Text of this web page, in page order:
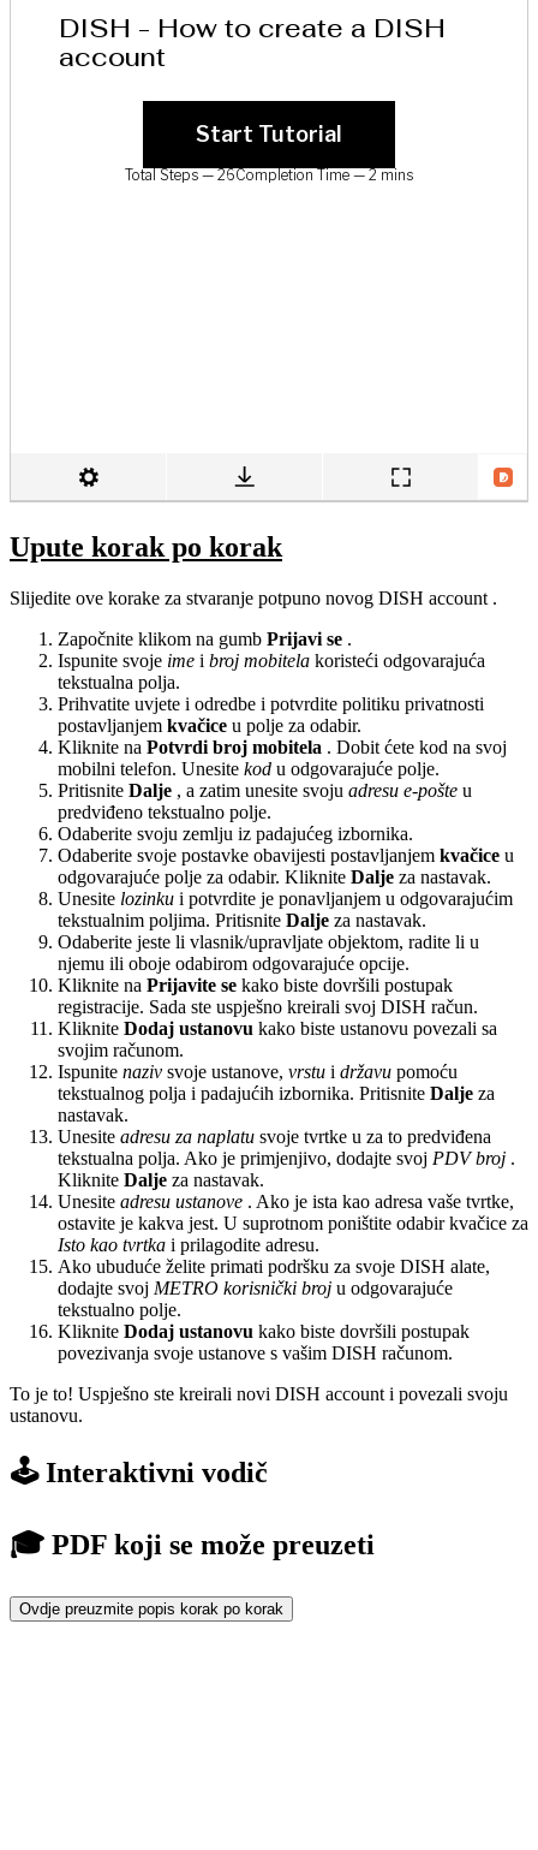
Upute korak po korak
Slijedite ove korake za stvaranje potpuno novog DISH account .
Započnite klikom na gumb Prijavi se .
Ispunite svoje ime i broj mobitela koristeći odgovarajuća
tekstualna polja.
Prihvatite uvjete i odredbe i potvrdite politiku privatnosti
postavljanjem kvačice u polje za odabir.
Kliknite na Potvrdi broj mobitela . Dobit ćete kod na svoj
mobilni telefon. Unesite kod u odgovarajuće polje.
Pritisnite Dalje , a zatim unesite svoju adresu e-pošte u
predviđeno tekstualno polje.
Odaberite svoju zemlju iz padajućeg izbornika.
Odaberite svoje postavke obavijesti postavljanjem kvačice u
odgovarajuće polje za odabir. Kliknite Dalje za nastavak.
Unesite lozinku i potvrdite je ponavljanjem u odgovarajućim
tekstualnim poljima. Pritisnite Dalje za nastavak.
Odaberite jeste li vlasnik/upravljate objektom, radite li u
njemu ili oboje odabirom odgovarajuće opcije.
Kliknite na Prijavite se kako biste dovršili postupak
registracije. Sada ste uspješno kreirali svoj DISH račun.
Kliknite Dodaj ustanovu kako biste ustanovu povezali sa
svojim računom.
Ispunite naziv svoje ustanove, vrstu i državu pomoću
tekstualnog polja i padajućih izbornika. Pritisnite Dalje za
nastavak.
Unesite adresu za naplatu svoje tvrtke u za to predviđena
tekstualna polja. Ako je primjenjivo, dodajte svoj PDV broj .
Kliknite Dalje za nastavak.
Unesite adresu ustanove . Ako je ista kao adresa vaše tvrtke,
ostavite je kakva jest. U suprotnom poništite odabir kvačice za
Isto kao tvrtka i prilagodite adresu.
Ako ubuduće želite primati podršku za svoje DISH alate,
dodajte svoj METRO korisnički broj u odgovarajuće
tekstualno polje.
Kliknite Dodaj ustanovu kako biste dovršili postupak
povezivanja svoje ustanove s vašim DISH računom.
To je to! Uspješno ste kreirali novi DISH account i povezali svoju
ustanovu.
🕹️ Interaktivni vodič
🎓 PDF koji se može preuzeti
Ovdje preuzmite popis korak po korak